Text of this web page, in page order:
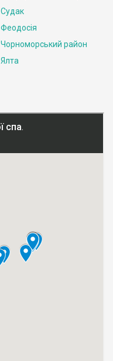
Судак
Феодосія
Чорноморський район
Ялта